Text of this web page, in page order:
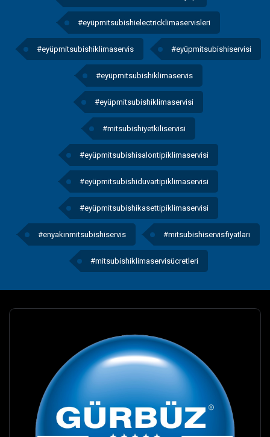
#eyüpmitsubishielectricklimaservisleri
#eyüpmitsubishiklimaservis #eyüpmitsubishiservisi
#eyüpmitsubishiklimaservis
#eyüpmitsubishiklimaservisi
#mitsubishiyetkiliservisi
#eyüpmitsubishisalontipiklimaservisi
#eyüpmitsubishiduvartipiklimaservisi
#eyüpmitsubishikasettipiklimaservisi
#enyakınmitsubishiservis #mitsubishiservisfiyatları
#mitsubishiklimaservisücretleri